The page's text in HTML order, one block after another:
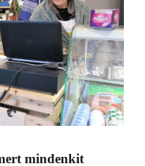
mindenkit